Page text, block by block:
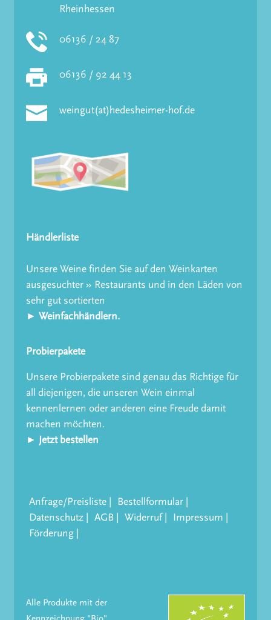
Rheinhessen
06136 / 24 87
06136 / 92 44 13
weingut(at)hedesheimer-hof.de
Händlerliste
Unsere Weine finden Sie auf den Weinkarten
ausgesuchter » Restaurants und in den Läden von
sehr gut sortierten
► Weinfachhändlern.
Probierpakete
Unsere Probierpakete sind genau das Richtige für
all diejenigen, die unseren Wein einmal
kennenlernen oder anderen eine Freude damit
machen möchten.
► Jetzt bestellen
Anfrage/Preisliste
Bestellformular
Datenschutz
AGB Widerruf
Impressum
Förderung
Alle Produkte mit der